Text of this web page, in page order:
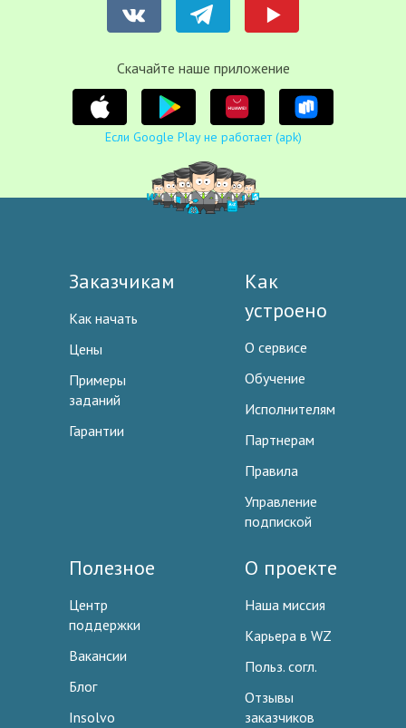
Cкачайте наше приложение
Если Google Play не работает (apk)
Заказчикам
Как начать
Цены
Примеры
заданий
Гарантии
Как
устроено
О сервисе
Обучение
Исполнителям
Партнерам
Правила
Управление
подпиской
Полезное
Центр
поддержки
Вакансии
Блог
Insolvo
О проекте
Наша миссия
Карьера в WZ
Польз. согл.
Отзывы
заказчиков